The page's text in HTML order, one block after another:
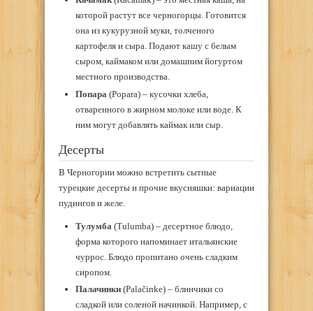
которой растут все черногорцы. Готовится
она из кукурузной муки, толченого
картофеля и сыра. Подают кашу с белым
сыром, каймаком или домашним йогуртом
местного производства.
Попара (Popara) – кусочки хлеба,
отваренного в жирном молоке или воде. К
ним могут добавлять каймак или сыр.
Десерты
В Черногории можно встретить сытные
турецкие десерты и прочие вкусняшки: вариации
пудингов и желе.
Тулумба (Tulumba) – десертное блюдо,
форма которого напоминает итальянские
чуррос. Блюдо пропитано очень сладким
сиропом.
Палачинки(Palačinke) – блинчики со
сладкой или соленой начинкой. Например, с